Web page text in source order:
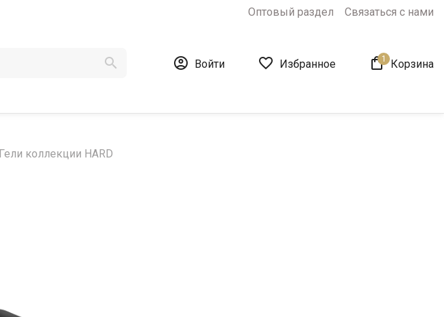
Оптовый раздел Связаться с нами
  Войти  Избранное  Корзина
1
Гели коллекции HARD